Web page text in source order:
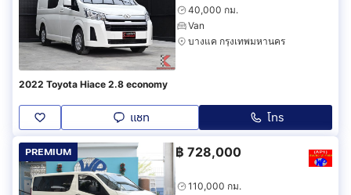
40,000 กม.
Van
บางแค กรุงเทพมหานคร
2022 Toyota Hiace 2.8 economy
แชท โทร
PREMIUM ฿ 728,000
110,000 กม.